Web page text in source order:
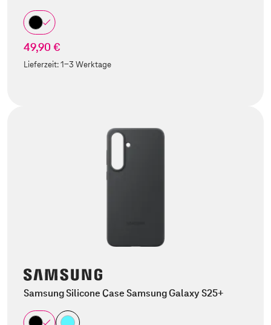
49,90 €
Lieferzeit:1-3 Werktage
Samsung Silicone Case Samsung Galaxy S25+